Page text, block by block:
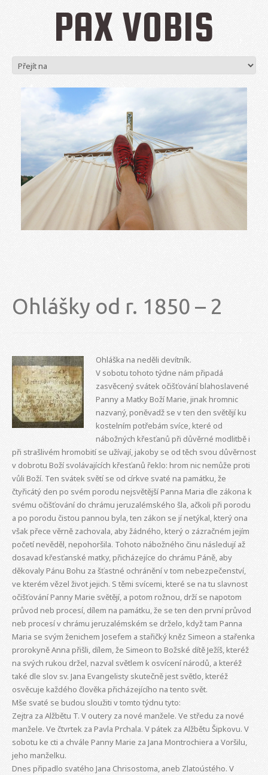
PAX VOBIS
Ohlášky od r. 1850 – 2
Ohláška na neděli devítník.
V sobotu tohoto týdne nám připadá
zasvěcený svátek očišťování blahoslavené
Panny a Matky Boží Marie, jinak hromnic
nazvaný, poněvadž se v ten den světějí ku
kostelním potřebám svíce, které od
nábožných křesťanů při důvěrné modlitbě i
při strašlivém hromobití se užívají, jakoby se od těch svou důvěrnost
v dobrotu Boží svolávajících křesťanů řeklo: hrom nic nemůže proti
vůli Boží. Ten svátek světí se od církve svaté na památku, že
čtyřicátý den po svém porodu nejsvětější Panna Maria dle zákona k
svému očišťování do chrámu jeruzalémského šla, ačkoli při porodu
a po porodu čistou pannou byla, ten zákon se jí netýkal, který ona
však přece věrně zachovala, aby žádného, který o zázračném jejím
početí nevěděl, nepohoršila. Tohoto nábožného činu následují až
dosavad křesťanské matky, přicházejíce do chrámu Páně, aby
děkovaly Pánu Bohu za šťastné ochránění v tom nebezpečenství,
ve kterém vězel život jejich. S těmi svícemi, které se na tu slavnost
očišťování Panny Marie světějí, a potom rožnou, drží se napotom
průvod neb procesí, dílem na památku, že se ten den první průvod
neb procesí v chrámu jeruzalémském se drželo, když tam Panna
Maria se svým ženichem Josefem a stařičký kněz Simeon a stařenka
prorokyně Anna přišli, dílem, že Simeon to Božské dítě Ježíš, kteréž
na svých rukou držel, nazval světlem k osvícení národů, a kteréž
také dle slov sv. Jana Evangelisty skutečně jest světlo, kteréž
osvěcuje každého člověka přicházejícího na tento svět.
Mše svaté se budou sloužiti v tomto týdnu tyto:
Zejtra za Alžbětu T. V outery za nové manžele. Ve středu za nové
manžele. Ve čtvrtek za Pavla Prchala. V pátek za Alžbětu Šipkovu. V
sobotu ke cti a chvále Panny Marie za Jana Montrochiera a Voršilu,
jeho manželku.
Dnes připadlo svatého Jana Chrisostoma, aneb Zlatoústého. V